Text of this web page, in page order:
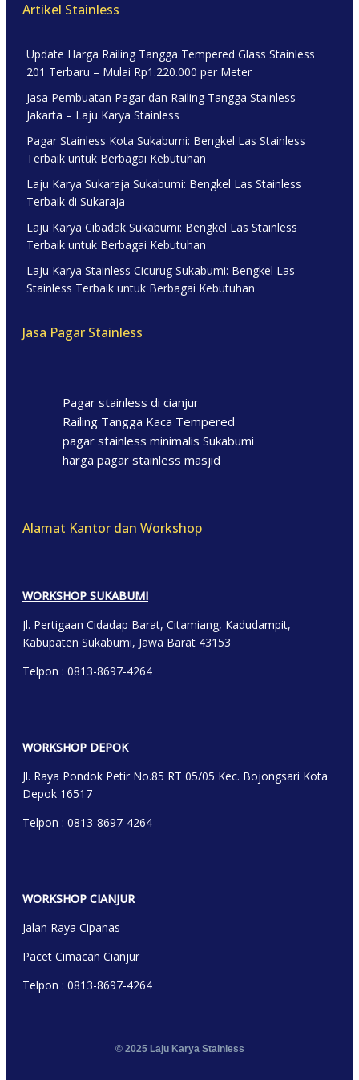
Artikel Stainless
Update Harga Railing Tangga Tempered Glass Stainless
201 Terbaru – Mulai Rp1.220.000 per Meter
Jasa Pembuatan Pagar dan Railing Tangga Stainless
Jakarta – Laju Karya Stainless
Pagar Stainless Kota Sukabumi: Bengkel Las Stainless
Terbaik untuk Berbagai Kebutuhan
Laju Karya Sukaraja Sukabumi: Bengkel Las Stainless
Terbaik di Sukaraja
Laju Karya Cibadak Sukabumi: Bengkel Las Stainless
Terbaik untuk Berbagai Kebutuhan
Laju Karya Stainless Cicurug Sukabumi: Bengkel Las
Stainless Terbaik untuk Berbagai Kebutuhan
Jasa Pagar Stainless
Pagar stainless di cianjur
Railing Tangga Kaca Tempered
pagar stainless minimalis Sukabumi
harga pagar stainless masjid
Alamat Kantor dan Workshop
WORKSHOP SUKABUMI
Jl. Pertigaan Cidadap Barat, Citamiang, Kadudampit,
Kabupaten Sukabumi, Jawa Barat 43153
Telpon : 0813-8697-4264
WORKSHOP DEPOK
Jl. Raya Pondok Petir No.85 RT 05/05 Kec. Bojongsari Kota
Depok 16517
Telpon : 0813-8697-4264
WORKSHOP CIANJUR
Jalan Raya Cipanas
Pacet Cimacan Cianjur
Telpon : 0813-8697-4264
© 2025 Laju Karya Stainless